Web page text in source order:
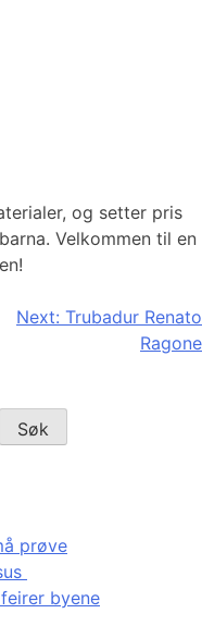
og setter pris
Velkommen til en
Next: Trubadur Renato
Ragone
Søk
prøve
byene